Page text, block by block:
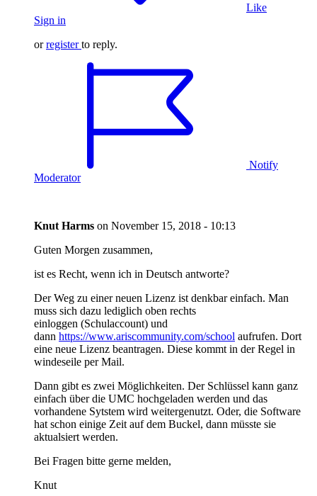
Like
Sign in
orregister to reply.
Notify
Moderator
Knut Harms on November 15, 2018 - 10:13
Guten Morgen zusammen,
ist es Recht, wenn ich in Deutsch antworte?
Der Weg zu einer neuen Lizenz ist denkbar einfach. Man
muss sich dazu lediglich oben rechts
einloggen (Schulaccount) und
dann https://www.ariscommunity.com/school aufrufen. Dort
eine neue Lizenz beantragen. Diese kommt in der Regel in
windeseile per Mail.
Dann gibt es zwei Möglichkeiten. Der Schlüssel kann ganz
einfach über die UMC hochgeladen werden und das
vorhandene Sytstem wird weitergenutzt. Oder, die Software
hat schon einige Zeit auf dem Buckel, dann müsste sie
aktualsiert werden.
Bei Fragen bitte gerne melden,
Knut